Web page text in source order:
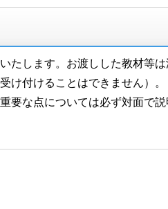
たします。お渡しした教材等
付けることはできません）。
要な点については必ず対面で